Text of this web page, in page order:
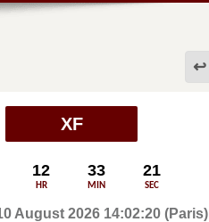
XF
12
HR
33
MIN
21
SEC
10 August 2026 14:02:20 (Paris)